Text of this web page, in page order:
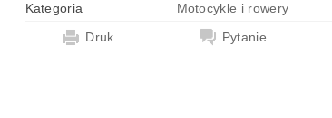
Kategoria
Motocykle i rowery
Druk
Pytanie